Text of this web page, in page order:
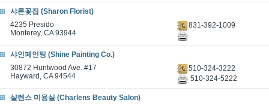
샤론꽃집 (Sharon Florist)
4235 Presido
Monterey, CA 93944
831-392-1009
샤인페인팅 (Shine Painting Co.)
30872 Huntwood Ave. #17
Hayward, CA 94544
510-324-3222
510-324-5222
샬렌스 미용실 (Charlens Beauty Salon)